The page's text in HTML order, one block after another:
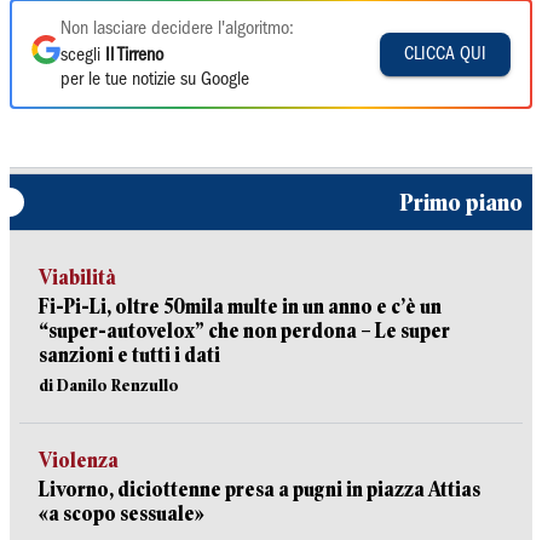
Non lasciare decidere l'algoritmo:
scegli
Il Tirreno
per le tue notizie su Google
CLICCA QUI
Primo piano
Viabilità
Fi-Pi-Li, oltre 50mila multe in un anno e c’è un
“super-autovelox” che non perdona – Le super
sanzioni e tutti i dati
di Danilo Renzullo
Violenza
Livorno, diciottenne presa a pugni in piazza Attias
«a scopo sessuale»